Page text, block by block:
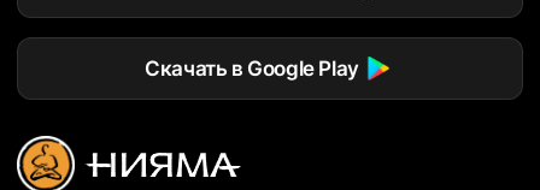
Скачать в Google Play